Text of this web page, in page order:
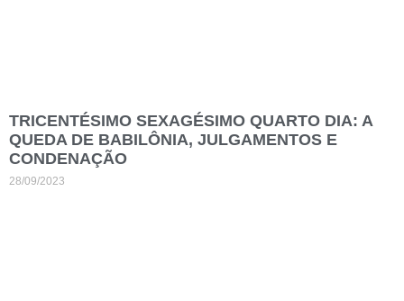
TRICENTÉSIMO SEXAGÉSIMO QUARTO DIA: A
QUEDA DE BABILÔNIA, JULGAMENTOS E
CONDENAÇÃO
28/09/2023